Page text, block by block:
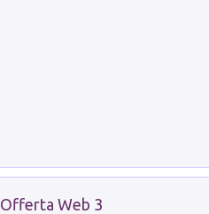
Offerta Web 3